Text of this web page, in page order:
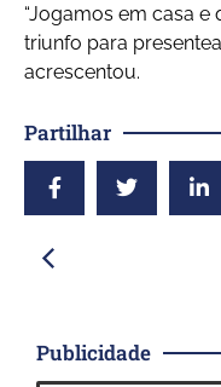
“Jogamos em casa
triunfo para
acrescentou.
Partilhar
Publicidade